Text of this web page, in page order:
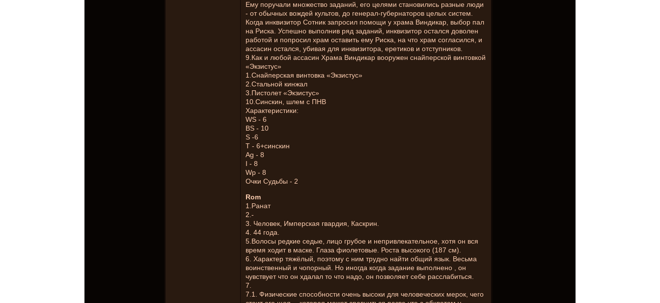
Ему поручали множество заданий, его целями становились разные люди
- от обычных вождей культов, до генерал-губернаторов целых систем.
Когда инквизитор Сотник запросил помощи у храма Виндикар, выбор пал
на Риска. Успешно выполнив ряд заданий, инквизитор остался доволен
работой и попросил храм оставить ему Риска, на что храм согласился, и
ассасин остался, убивая для инквизитора, еретиков и отступников.
9.Как и любой ассасин Храма Виндикар вооружен снайперской винтовкой
«Экзистус»
1.Снайперская винтовка «Экзистус»
2.Стальной кинжал
3.Пистолет «Экзистус»
10.Синскин, шлем с ПНВ
Характеристики:
WS - 6
BS - 10
S -6
T - 6+синскин
Ag - 8
I - 8
Wp - 8
Очки Судьбы - 2
Rom
1.Ранат
2.-
3. Человек, Имперская гвардия, Каскрин.
4. 44 года.
5.Волосы редкие седые, лицо грубое и непривлекательное, хотя он вся
время ходит в маске. Глаза фиолетовые. Роста высокого (187 см).
6. Характер тяжёлый, поэтому с ним трудно найти общий язык. Весьма
воинственный и чопорный. Но иногда когда задание выполнено , он
чувствует что он хдалал то что надо, он позволяет себе расслабиться.
7.
7.1. Физические способности очень высоки для человеческих мерок, чего